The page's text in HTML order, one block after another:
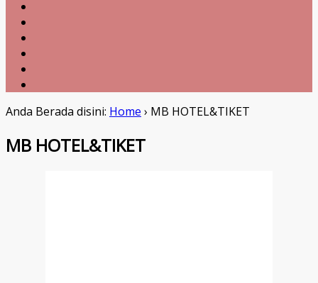
Anda Berada disini: Home › MB HOTEL&TIKET
MB HOTEL&TIKET